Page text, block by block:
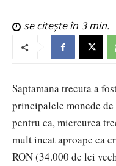
se citește în 3min.
Saptamana trecuta a
principalele monede
pentru ca, miercurea
mult incat aproape ca
RON (34.000 de lei